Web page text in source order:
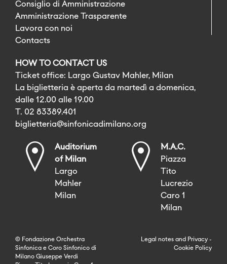
Consiglio di Amministrazione
Amministrazione Trasparente
Lavora con noi
Contacts
HOW TO CONTACT US
Ticket office: Largo Gustav Mahler, Milan
La biglietteria è aperta da martedì a domenica,
dalle 12.00 alle 19.00
T. 02 83389.401
biglietteria@sinfonicadimilano.org
Auditorium
of Milan
Largo
Mahler
Milan
M.A.C.
Piazza
Tito
Lucrezio
Caro 1
Milan
© Fondazione Orchestra
Sinfonica e Coro Sinfonico di
Milano Giuseppe Verdi
Legal notes and Privacy -
Cookie Policy